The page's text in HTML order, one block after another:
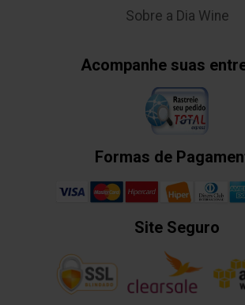
Sobre a Dia Wine
Acompanhe suas
Formas de
Site Seguro